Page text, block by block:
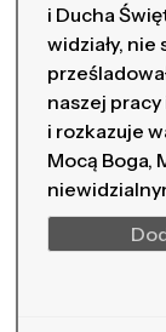
i Ducha
widziały, nie
naszej pracy
i rozkazuje
Mocą Boga,